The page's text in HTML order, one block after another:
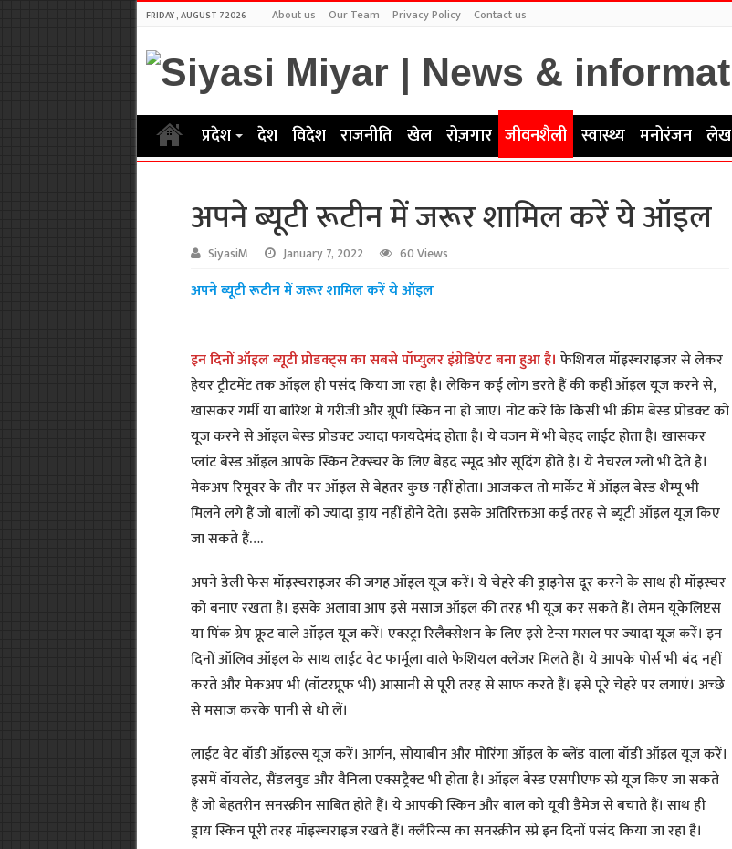
FRIDAY , AUGUST 7 2026 About us Our Team Privacy Policy Contact us
प्रदेश देश विदेश राजनीति खेल रोज़गार जीवनशैली स्वास्थ्य मनोरंजन लेख
अपने ब्यूटी रूटीन में जरूर शामिल करें ये ऑइल
SiyasiM January 7, 2022 60 Views
अपने ब्यूटी रूटीन में जरूर शामिल करें ये ऑइल
इन दिनों ऑइल ब्यूटी प्रोडक्ट्स का सबसे पॉप्युलर इंग्रेडिएंट बना हुआ है। फेशियल मॉइस्चराइजर से लेकर
हेयर ट्रीटमेंट तक ऑइल ही पसंद किया जा रहा है। लेकिन कई लोग डरते हैं की कहीं ऑइल यूज करने से,
खासकर गर्मी या बारिश में गरीजी और ग्रूपी स्किन ना हो जाए। नोट करें कि किसी भी क्रीम बेस्ड प्रोडक्ट को
यूज करने से ऑइल बेस्ड प्रोडक्ट ज्यादा फायदेमंद होता है। ये वजन में भी बेहद लाईट होता है। खासकर
प्लांट बेस्ड ऑइल आपके स्किन टेक्स्चर के लिए बेहद स्मूद और सूदिंग होते हैं। ये नैचरल ग्लो भी देते हैं।
मेकअप रिमूवर के तौर पर ऑइल से बेहतर कुछ नहीं होता। आजकल तो मार्केट में ऑइल बेस्ड शैम्पू भी
मिलने लगे हैं जो बालों को ज्यादा ड्राय नहीं होने देते। इसके अतिरिक्तआ कई तरह से ब्यूटी ऑइल यूज किए
जा सकते हैं….
अपने डेली फेस मॉइस्चराइजर की जगह ऑइल यूज करें। ये चेहरे की ड्राइनेस दूर करने के साथ ही मॉइस्चर
को बनाए रखता है। इसके अलावा आप इसे मसाज ऑइल की तरह भी यूज कर सकते हैं। लेमन यूकेलिप्टस
या पिंक ग्रेप फ्रूट वाले ऑइल यूज करें। एक्स्ट्रा रिलैक्सेशन के लिए इसे टेन्स मसल पर ज्यादा यूज करें। इन
दिनों ऑलिव ऑइल के साथ लाईट वेट फार्मूला वाले फेशियल क्लेंजर मिलते हैं। ये आपके पोर्स भी बंद नहीं
करते और मेकअप भी (वॉटरप्रूफ भी) आसानी से पूरी तरह से साफ करते हैं। इसे पूरे चेहरे पर लगाएं। अच्छे
से मसाज करके पानी से धो लें।
लाईट वेट बॉडी ऑइल्स यूज करें। आर्गन, सोयाबीन और मोरिंगा ऑइल के ब्लेंड वाला बॉडी ऑइल यूज करें।
इसमें वॉयलेट, सैंडलवुड और वैनिला एक्सट्रैक्ट भी होता है। ऑइल बेस्ड एसपीएफ स्प्रे यूज किए जा सकते
हैं जो बेहतरीन सनस्क्रीन साबित होते हैं। ये आपकी स्किन और बाल को यूवी डैमेज से बचाते हैं। साथ ही
ड्राय स्किन पूरी तरह मॉइस्चराइज रखते हैं। क्लैरिन्स का सनस्क्रीन स्प्रे इन दिनों पसंद किया जा रहा है।